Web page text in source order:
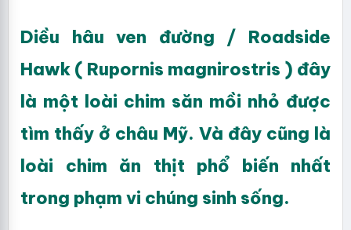
Diều hâu ven đường / Roadside
Hawk ( Rupornis magnirostris ) đây
là một loài chim săn mồi nhỏ được
tìm thấy ở châu Mỹ. Và đây cũng là
loài chim ăn thịt phổ biến nhất
trong phạm vi chúng sinh sống.